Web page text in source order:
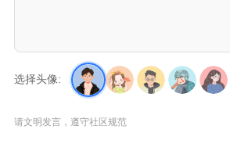
选择头像:
请文明发言，遵守社区规范